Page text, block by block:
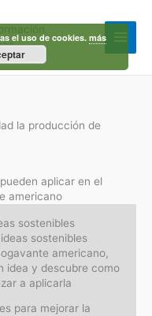
la producción de
aplicar en el
americano
sostenibles
sostenibles
americano,
idea y descubre como
a aplicarla
para mejorar la
el uso de cookies.más